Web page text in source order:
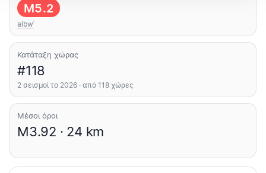
M5.2
albwʿ
Κατάταξη χώρας
#118
2 σεισμοί το 2026 · από 118 χώρες
Μέσοι όροι
M3.92 · 24 km